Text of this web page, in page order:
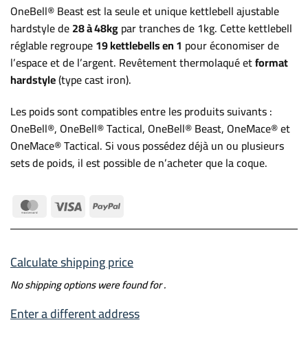
OneBell® Beast est la seule et unique kettlebell ajustable
hardstyle de28 à 48kgpar tranches de 1kg. Cette kettlebell
réglable regroupe19 kettlebells en 1 pour économiser de
l’espace et de l’argent. Revêtement thermolaqué etformat
hardstyle(type cast iron).
Les poids sont compatibles entre les produits suivants :
OneBell®, OneBell® Tactical, OneBell® Beast, OneMace® et
OneMace® Tactical. Si vous possédez déjà un ou plusieurs
sets de poids, il est possible de n’acheter que la coque.
MasterCard
Visa PayPal
Calculate shipping price
No shipping options were found for.
Enter a different address